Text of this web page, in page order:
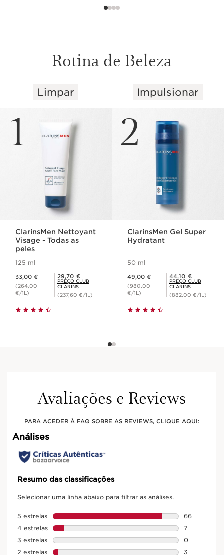
Rotina de Beleza
SALTAR PARA O CONTEÚDO
Limpar
1
ClarinsMen Nettoyant
Visage - Todas as
peles
125 ml
33,00 €
(264,00
€/1L)
Preço Club Clarins 29,70 €
29,70 €
PREÇO CLUB
CLARINS
(237,60 €/1L)
Impulsionar
2
ClarinsMen Gel Super
Hydratant
50 ml
49,00 €
(980,00
€/1L)
Preço Club Clarins 44,10 €
44,10 €
PREÇO CLUB
CLARINS
(882,00 €/1L)
Avaliações e Reviews
PARA ACEDER À FAQ SOBRE AS REVIEWS, CLIQUE AQUI: